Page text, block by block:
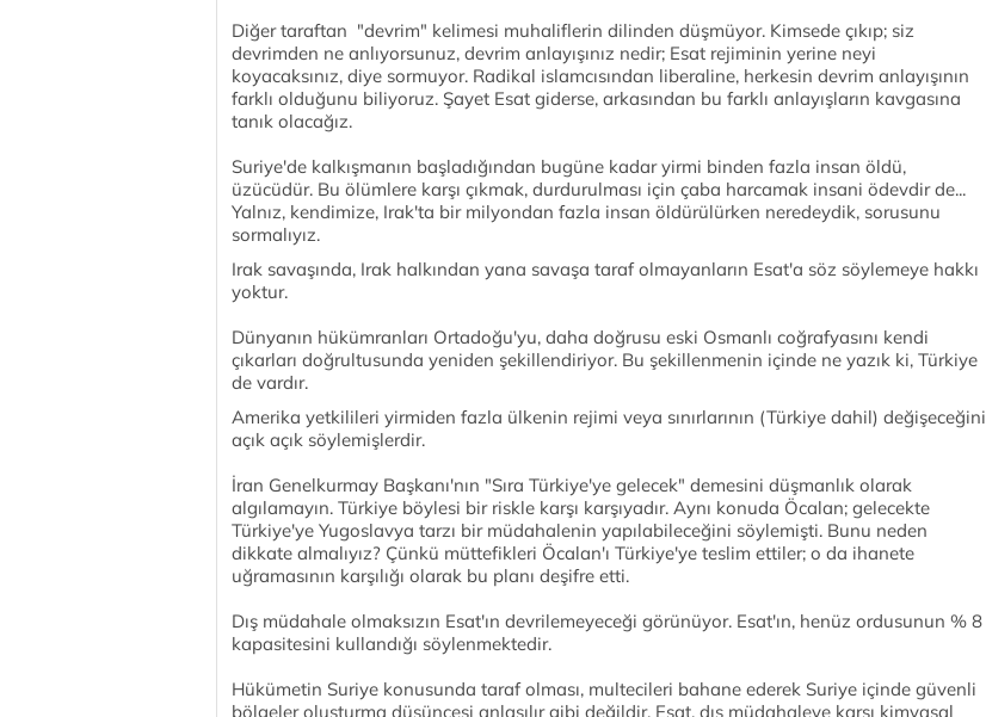
Diğer taraftan "devrim" kelimesi muhaliflerin dilinden düşmüyor. Kimsede çıkıp; siz
devrimden ne anlıyorsunuz, devrim anlayışınız nedir; Esat rejiminin yerine neyi
koyacaksınız, diye sormuyor. Radikal islamcısından liberaline, herkesin devrim anlayışının
farklı olduğunu biliyoruz. Şayet Esat giderse, arkasından bu farklı anlayışların kavgasına
tanık olacağız.
Suriye'de kalkışmanın başladığından bugüne kadar yirmi binden fazla insan öldü,
üzücüdür. Bu ölümlere karşı çıkmak, durdurulması için çaba harcamak insani ödevdir de...
Yalnız, kendimize, Irak'ta bir milyondan fazla insan öldürülürken neredeydik, sorusunu
sormalıyız.
Irak savaşında, Irak halkından yana savaşa taraf olmayanların Esat'a söz söylemeye hakkı
yoktur.
Dünyanın hükümranları Ortadoğu'yu, daha doğrusu eski Osmanlı coğrafyasını kendi
çıkarları doğrultusunda yeniden şekillendiriyor. Bu şekillenmenin içinde ne yazık ki, Türkiye
de vardır.
Amerika yetkilileri yirmiden fazla ülkenin rejimi veya sınırlarının (Türkiye dahil) değişeceğini
açık açık söylemişlerdir.
İran Genelkurmay Başkanı'nın "Sıra Türkiye'ye gelecek" demesini düşmanlık olarak
algılamayın. Türkiye böylesi bir riskle karşı karşıyadır. Aynı konuda Öcalan; gelecekte
Türkiye'ye Yugoslavya tarzı bir müdahalenin yapılabileceğini söylemişti. Bunu neden
dikkate almalıyız? Çünkü müttefikleri Öcalan'ı Türkiye'ye teslim ettiler; o da ihanete
uğramasının karşılığı olarak bu planı deşifre etti.
Dış müdahale olmaksızın Esat'ın devrilemeyeceği görünüyor. Esat'ın, henüz ordusunun % 8
kapasitesini kullandığı söylenmektedir.
Hükümetin Suriye konusunda taraf olması, multecileri bahane ederek Suriye içinde güvenli
bölgeler oluşturma düşüncesi anlaşılır gibi değildir. Esat, dış müdahaleye karşı kimyasal